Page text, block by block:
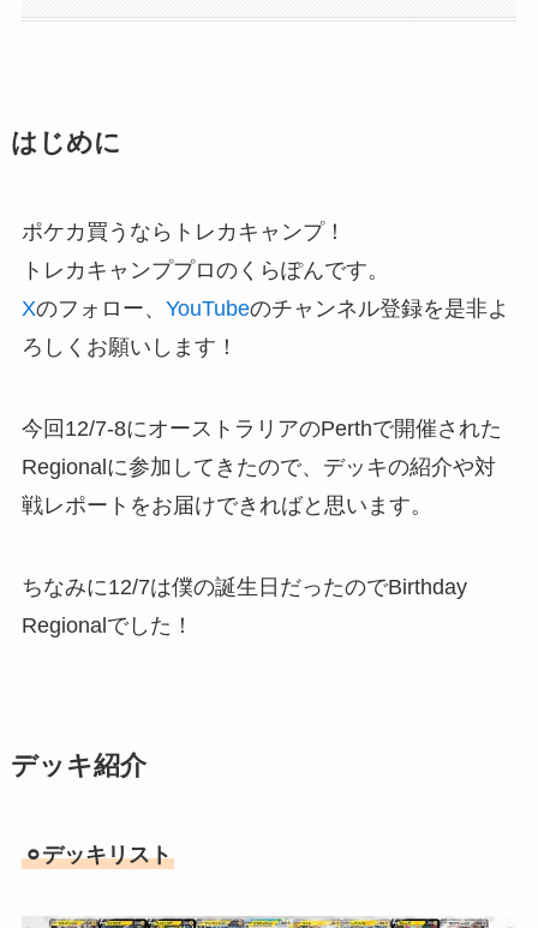
はじめに
ポケカ買うならトレカキャンプ！
トレカキャンププロのくらぽんです。
Xのフォロー、 YouTubeのチャンネル登録を是非よ
ろしくお願いします！
今回12/7-8にオーストラリアのPerthで開催された
Regionalに参加してきたので、デッキの紹介や対
戦レポートをお届けできればと思います。
ちなみに12/7は僕の誕生日だったのでBirthday
Regionalでした！
デッキ紹介
⚪︎デッキリスト